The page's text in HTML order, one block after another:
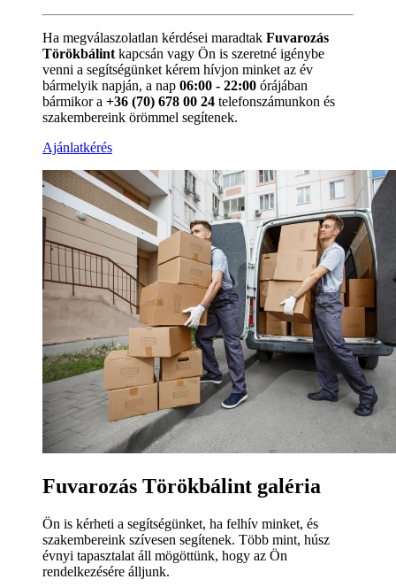
Ha megválaszolatlan kérdései maradtak Fuvarozás
Törökbálint kapcsán vagy Ön is szeretné igénybe
venni a segítségünket kérem hívjon minket az év
bármelyik napján, a nap 06:00 - 22:00 órájában
bármikor a +36 (70) 678 00 24 telefonszámunkon és
szakembereink örömmel segítenek.
Ajánlatkérés
Fuvarozás Törökbálint galéria
Ön is kérheti a segítségünket, ha felhív minket, és
szakembereink szívesen segítenek. Több mint, húsz
évnyi tapasztalat áll mögöttünk, hogy az Ön
rendelkezésére álljunk.